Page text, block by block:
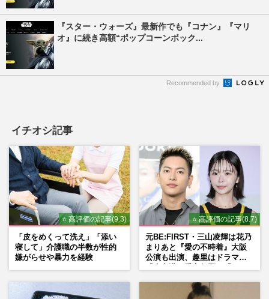
『スター・ウォーズ』最新作でも『コナン』『マリ
オ』に続き高額“ポップコーンボック...
Recommended by
イチオシ記事
⭐ 高評価の記事(9.3)
「皮をめくって洗え」「添い
寝して」介護職の半数が性的
嫌がらせや暴力を経験
⭐ 高評価の記事(8.7)
元BE:FIRST・三山凌輝は花乃
まりあと『愛の不時着』大阪
公演も出演、趣里はドラマ